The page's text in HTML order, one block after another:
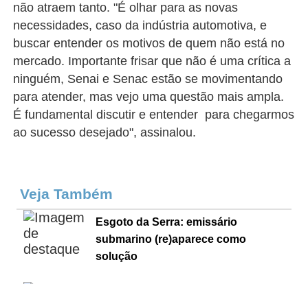
não atraem tanto. "É olhar para as novas
necessidades, caso da indústria automotiva, e
buscar entender os motivos de quem não está no
mercado. Importante frisar que não é uma crítica a
ninguém, Senai e Senac estão se movimentando
para atender, mas vejo uma questão mais ampla.
É fundamental discutir e entender para chegarmos
ao sucesso desejado", assinalou.
Veja Também
Esgoto da Serra: emissário
submarino (re)aparece como
solução